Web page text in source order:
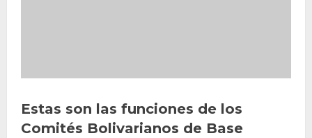
Estas son las funciones de los
Comités Bolivarianos de Base